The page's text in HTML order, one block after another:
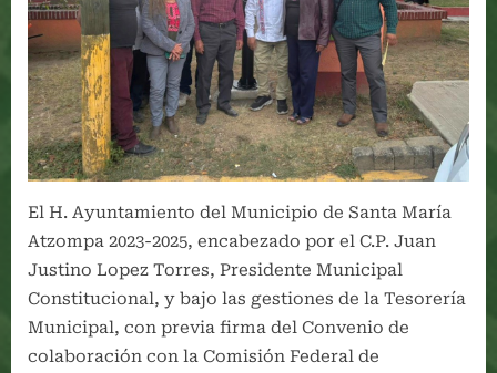
El H. Ayuntamiento del Municipio de Santa María
Atzompa 2023-2025, encabezado por el C.P. Juan
Justino Lopez Torres, Presidente Municipal
Constitucional, y bajo las gestiones de la Tesorería
Municipal, con previa firma del Convenio de
colaboración con la Comisión Federal de